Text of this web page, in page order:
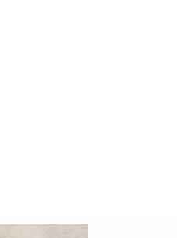
victoria.charlton/